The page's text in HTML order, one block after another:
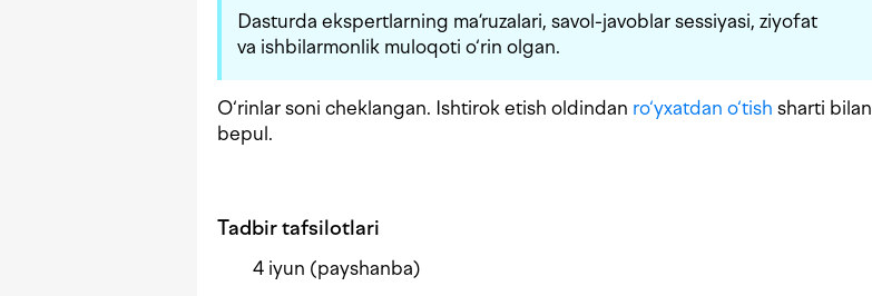
Dasturda ekspertlarning ma’ruzalari, savol-javoblar sessiyasi, ziyofat
va ishbilarmonlik muloqoti o‘rin olgan.
O‘rinlar soni cheklangan. Ishtirok etish oldindan ro‘yxatdan o‘tish sharti bilan
bepul.
Tadbir tafsilotlari
4 iyun (payshanba)